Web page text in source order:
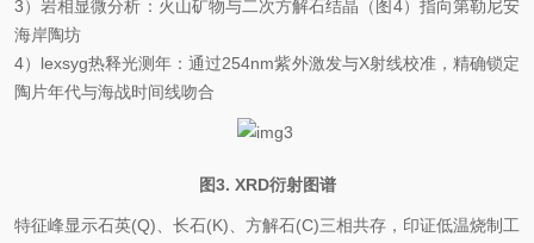
3）岩相显微分析：火山矿物与二次方解石结晶（图4）指向第勒尼安
海岸陶坊
4） lexsyg热释光测年：通过254nm紫外激发与X射线校准，精确锁定
陶片年代与海战时间线吻合
图3. XRD衍射图谱
特征峰显示石英(Q) 、长石(K) 、方解石(C)三相共存，印证低温烧制工